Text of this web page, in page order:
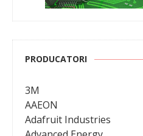
PRODUCATORI
3M
AAEON
Adafruit Industries